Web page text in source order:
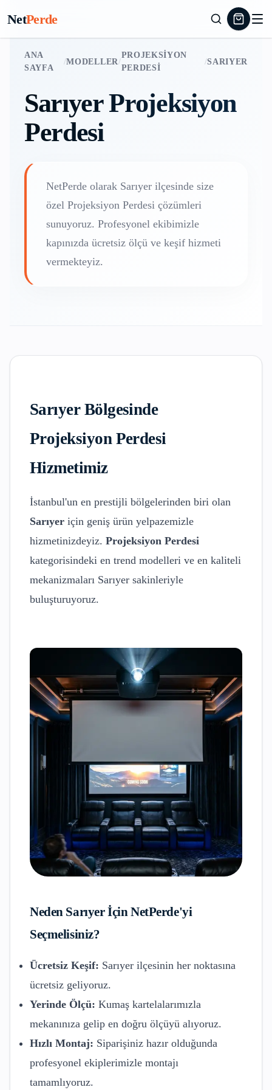
NetPerde
ANA
SAYFA
/MODELLER/
PROJEKSIYON
PERDESI
/SARIYER
SarıyerProjeksiyon
Perdesi
NetPerde olarak Sarıyer ilçesinde size
özel Projeksiyon Perdesi çözümleri
sunuyoruz. Profesyonel ekibimizle
kapınızda ücretsiz ölçü ve keşif hizmeti
vermekteyiz.
SarıyerBölgesinde
Projeksiyon Perdesi
Hizmetimiz
İstanbul'un en prestijli bölgelerinden biri olan
Sarıyer için geniş ürün yelpazemizle
hizmetinizdeyiz. Projeksiyon Perdesi
kategorisindeki en trend modelleri ve en kaliteli
mekanizmaları Sarıyer sakinleriyle
buluşturuyoruz.
Neden Sarıyerİçin NetPerde'yi
Seçmelisiniz?
Ücretsiz Keşif: Sarıyer ilçesinin her noktasına
ücretsiz geliyoruz.
Yerinde Ölçü: Kumaş kartelalarımızla
mekanınıza gelip en doğru ölçüyü alıyoruz.
Hızlı Montaj: Siparişiniz hazır olduğunda
profesyonel ekiplerimizle montajı
tamamlıyoruz.